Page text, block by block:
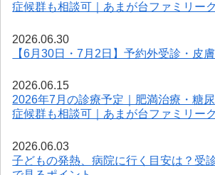
症候群も相談可｜あまが台ファミリー
2026.06.30
【6月30日・7月2日】予約外受診・皮
2026.06.15
2026年7月の診療予定｜肥満治療・糖
症候群も相談可｜あまが台ファミリー
2026.06.03
子どもの発熱、病院に行く目安は？受